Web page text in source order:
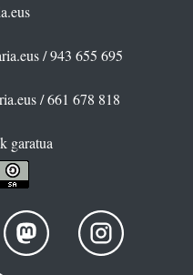
/ 943 655 695
/ 661 678 818
garatua